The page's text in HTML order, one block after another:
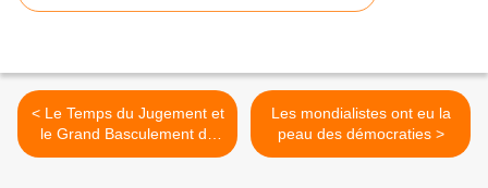
< Le Temps du Jugement et
le Grand Basculement de
2020
Les mondialistes ont eu la
peau des démocraties >